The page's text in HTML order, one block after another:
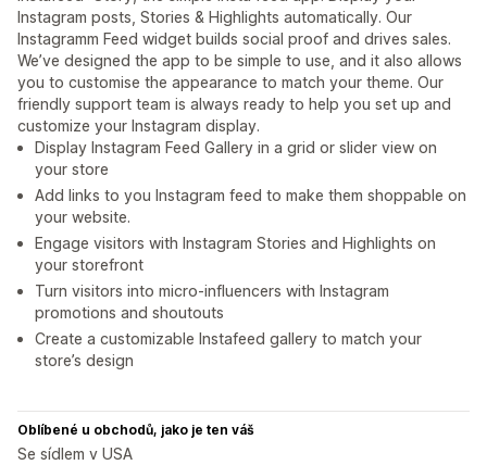
Instagram posts, Stories & Highlights automatically. Our
Instagramm Feed widget builds social proof and drives sales.
We’ve designed the app to be simple to use, and it also allows
you to customise the appearance to match your theme. Our
friendly support team is always ready to help you set up and
customize your Instagram display.
Display Instagram Feed Gallery in a grid or slider view on
your store
Add links to you Instagram feed to make them shoppable on
your website.
Engage visitors with Instagram Stories and Highlights on
your storefront
Turn visitors into micro-influencers with Instagram
promotions and shoutouts
Create a customizable Instafeed gallery to match your
store’s design
Oblíbené u obchodů, jako je ten váš
Se sídlem v USA